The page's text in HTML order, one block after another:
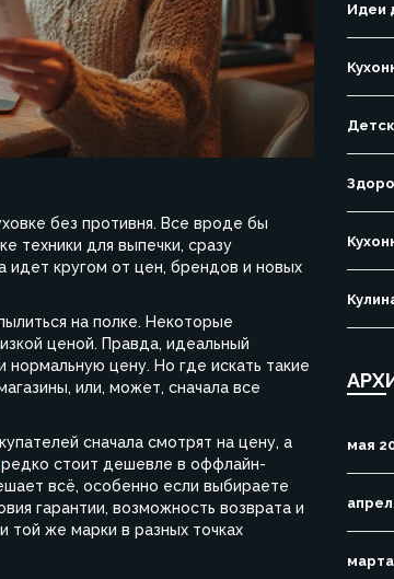
без противня. Все вроде бы
техники для выпечки, сразу
идет кругом от цен, брендов и новых
на полке. Некоторые
ценой. Правда, идеальный
цену. Но где искать такие
или, может, сначала все
сначала смотрят на цену, а
редко стоит дешевле в оффлайн-
всё, особенно если выбираете
гарантии, возможность возврата и
же марки в разных точках
Идеи
мая